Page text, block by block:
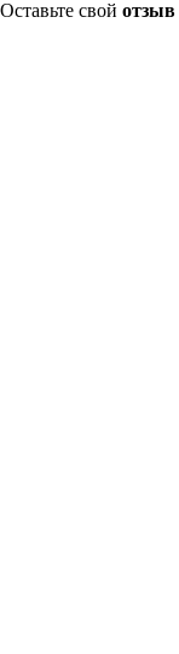
Оставьте свой отзыв